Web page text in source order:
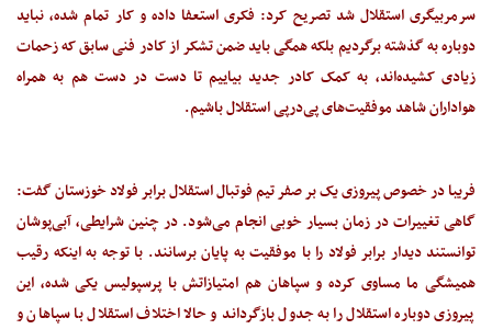
سرمربیگری استقلال شد تصریح کرد: فکری استعفا داده و کار تمام شده، نباید
دوباره به گذشته برگردیم بلکه همگی باید ضمن تشکر از کادر فنی سابق که زحمات
زیادی کشیده‌اند، به کمک کادر جدید بیاییم تا دست در دست هم به همراه
هواداران شاهد موفقیت‌های پی‌درپی استقلال باشیم.
فریبا در خصوص پیروزی یک بر صفر تیم فوتبال استقلال برابر فولاد خوزستان گفت:
گاهی تغییرات در زمان بسیار خوبی انجام می‌شود. در چنین شرایطی، آبی‌پوشان
توانستند دیدار برابر فولاد را با موفقیت به پایان برسانند. با توجه به اینکه رقیب
همیشگی ما مساوی کرده و سپاهان هم امتیازاتش با پرسپولیس یکی شده، این
پیروزی دوباره استقلال را به جدول بازگرداند و حالا اختلاف استقلال با سپاهان و